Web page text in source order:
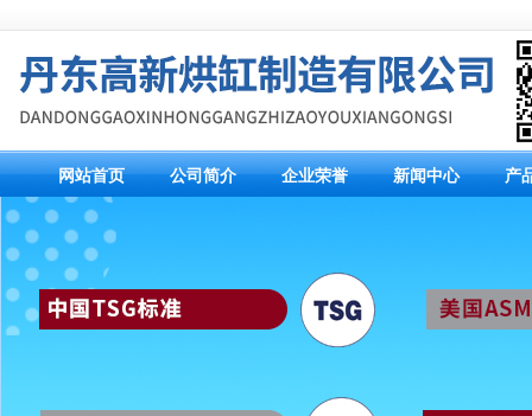
网站首页 公司简介 企业荣誉 新闻中心 产